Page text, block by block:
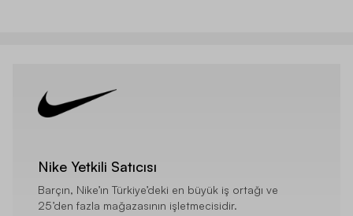
Nike Yetkili Satıcısı
Barçın, Nike’ın Türkiye’deki en büyük iş ortağı ve
25’den fazla mağazasının işletmecisidir.